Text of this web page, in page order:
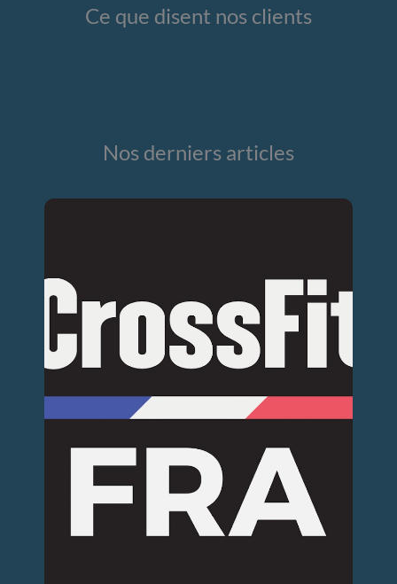
Ce que disent nos clients
Nos derniers articles